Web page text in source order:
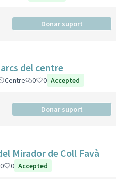
Donar suport
del centre
Centre 0 0 Accepted
Donar suport
Mirador de Coll Favà
0 0 Accepted